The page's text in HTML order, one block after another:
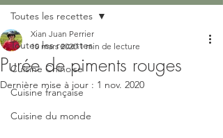
Toutes les recettes
Cuisine Chinoise
Cuisine française
Cuisine du monde
Toutes les recettes
Purée de piments rouges
Xian Juan Perrier
10 mars 2020 1 min de lecture
Dernière mise à jour : 1 nov. 2020